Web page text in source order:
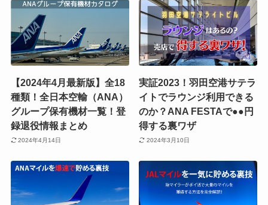
【2024年4月最新版】全18
種類！全日本空輸（ANA）
グループ保有機材一覧！登
録退役情報まとめ
2024年4月14日
実証2023！羽田空港サテラ
イトでラウンジ利用できる
のか？ANA FESTAで●●円
得する裏ワザ
2024年3月10日